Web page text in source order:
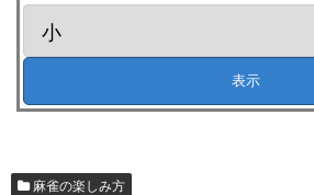
麻雀の楽しみ方